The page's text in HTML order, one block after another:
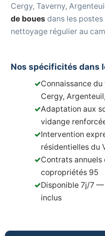
Cergy, Taverny,
de boues dans les
nettoyage régulier au
Nos spécificités dans
✓Connaissance
Cergy,
✓Adaptation aux
vidange
✓Intervention
résidentielles du
✓Contrats
copropriétés 95
✓Disponible 7j/7
inclus